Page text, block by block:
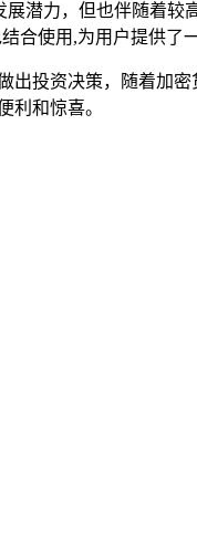
潜力，但也伴随着
合使用,为用户提供了
投资决策，随着加
利和惊喜。